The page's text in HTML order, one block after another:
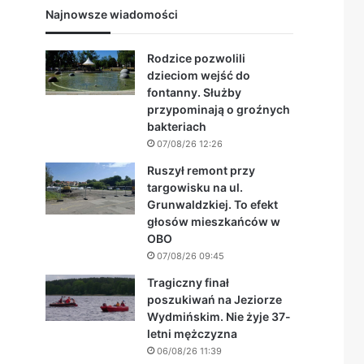
Najnowsze wiadomości
Rodzice pozwolili
dzieciom wejść do
fontanny. Służby
przypominają o groźnych
bakteriach
07/08/26 12:26
Ruszył remont przy
targowisku na ul.
Grunwaldzkiej. To efekt
głosów mieszkańców w
OBO
07/08/26 09:45
Tragiczny finał
poszukiwań na Jeziorze
Wydmińskim. Nie żyje 37-
letni mężczyzna
06/08/26 11:39